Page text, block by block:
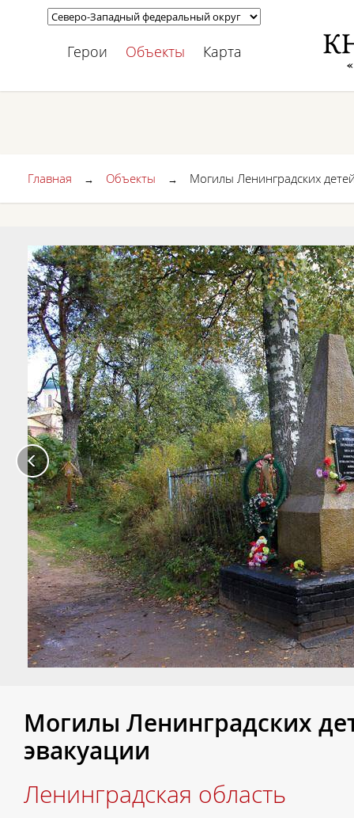
Герои Объекты Карта
Главная → Объекты → Могилы Ленинградских
Могилы Ленинградских
эвакуации
Ленинградская область